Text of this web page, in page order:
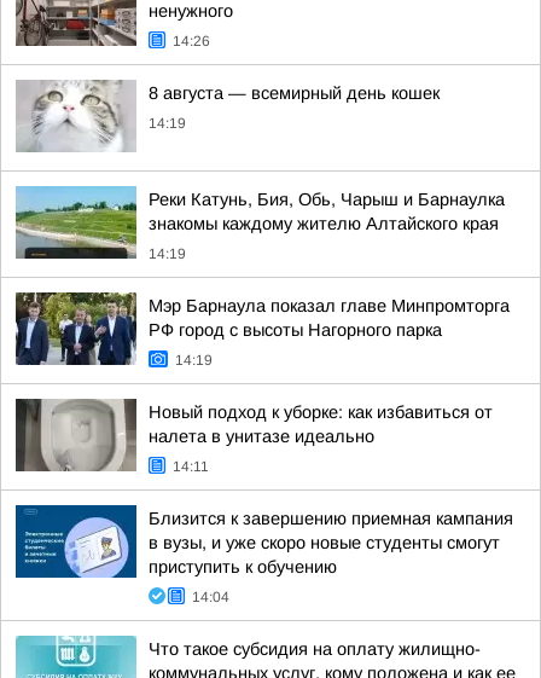
ненужного
14:26
8 августа — всемирный день кошек
14:19
Реки Катунь, Бия, Обь, Чарыш и Барнаулка
знакомы каждому жителю Алтайского края
14:19
Мэр Барнаула показал главе Минпромторга
РФ город с высоты Нагорного парка
14:19
Новый подход к уборке: как избавиться от
налета в унитазе идеально
14:11
Близится к завершению приемная кампания
в вузы, и уже скоро новые студенты смогут
приступить к обучению
14:04
Что такое субсидия на оплату жилищно-
коммунальных услуг, кому положена и как ее